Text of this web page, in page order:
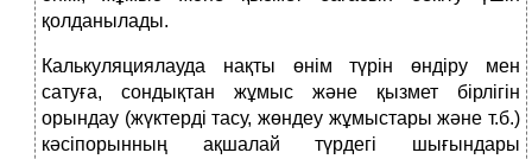
қолданылады.
Калькуляциялауда нақты өнім түрін өндіру мен
сатуға, сондықтан жұмыс және қызмет бірлігін
орындау (жүктерді тасу, жөндеу жұмыстары және т.б.)
кәсіпорынның ақшалай түрдегі шығындары